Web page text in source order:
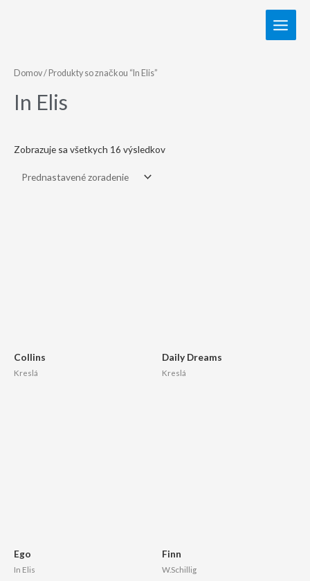
Domov/ Produkty so značkou “In Elis”
In Elis
Zobrazuje sa všetkych 16 výsledkov
Collins
Kreslá
Daily Dreams
Kreslá
Ego
In Elis
Finn
W.Schillig